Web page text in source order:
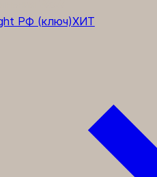
РФ (ключ)ХИТ